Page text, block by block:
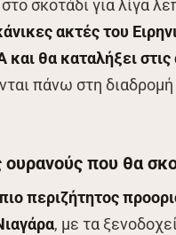
σκοτάδι για λίγα
ακτές του
θα καταλήξει
πάνω στη
ουρανούς που θα
περιζήτητος
, με τα